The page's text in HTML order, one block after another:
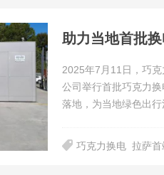
助力当地首批
2025年7月11日，巧
公司举行首批巧克力
落地，为当地绿色出
巧克力换电 拉萨首